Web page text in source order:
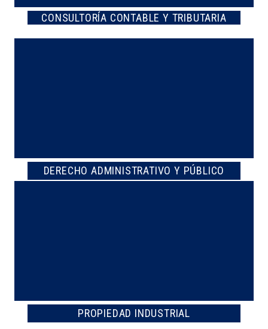
CONSULTORÍA CONTABLE Y TRIBUTARIA
DERECHO ADMINISTRATIVO Y PÚBLICO
PROPIEDAD INDUSTRIAL